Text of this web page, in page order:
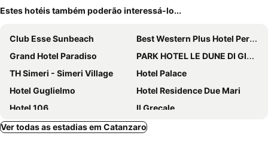
Estes hotéis também poderão interessá-lo...
Club Esse Sunbeach
Best Western Plus Hotel Perla Del Porto
Grand Hotel Paradiso
PARK HOTEL LE DUNE DI GIOVINO
TH Simeri - Simeri Village
Hotel Palace
Hotel Guglielmo
Hotel Residence Due Mari
Hotel 106
Il Grecale
Hotel Conca d'Oro
Ver todas as estadias em Catanzaro